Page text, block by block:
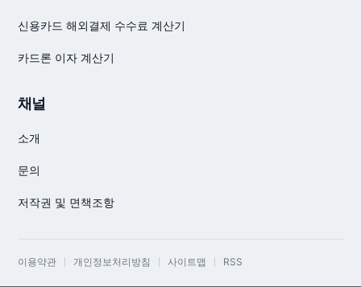
신용카드 해외결제 수수료 계산기
카드론 이자 계산기
채널
소개
문의
저작권 및 면책조항
이용약관 개인정보처리방침 사이트맵 RSS